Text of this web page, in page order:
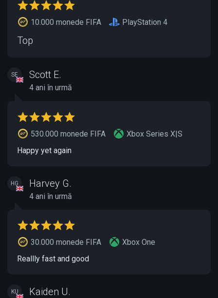
10.000 monede FIFA PlayStation 4
Top
SE Scott E.
4 ani în urmă
530.000 monede FIFA
Xbox Series X|S
Happy yet again
HG Harvey G.
4 ani în urmă
30.000 monede FIFA
Xbox One
Reallly fast and good
KU Kaiden U.